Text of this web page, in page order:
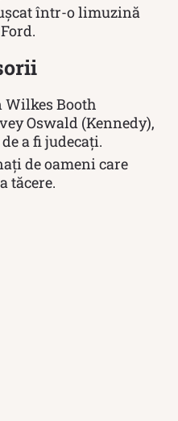
într-o limuzină
Booth
Oswald (Kennedy),
a fi judecați.
de oameni care
tăcere.